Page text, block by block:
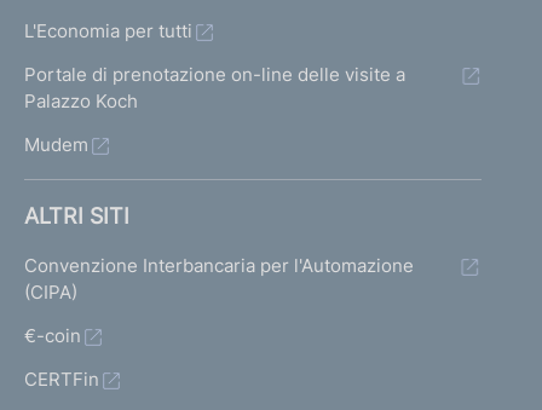
L'Economia per tutti
Portale di prenotazione on-line delle visite a
Palazzo Koch
Mudem
ALTRI SITI
Convenzione Interbancaria per l'Automazione
(CIPA)
€-coin
CERTFin